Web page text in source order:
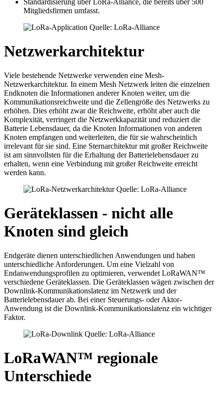
Mitgliedsfirmen umfasst.
Netzwerkarchitektur
Viele bestehende Netzwerke verwenden eine Mesh-
Netzwerkarchitektur. In einem Mesh Netzwerk leiten die einzelnen
Endknoten die Informationen anderer Knoten weiter, um die
Kommunikationsreichweite und die Zellengröße des Netzwerks zu
erhöhen. Dies erhöht zwar die Reichweite, erhöht aber auch die
Komplexität, verringert die Netzwerkkapazität und reduziert die
Batterie Lebensdauer, da die Knoten Informationen von anderen
Knoten empfangen und weiterleiten, die für sie wahrscheinlich
irrelevant für sie sind. Eine Sternarchitektur mit großer Reichweite
ist am sinnvollsten für die Erhaltung der Batterielebensdauer zu
erhalten, wenn eine Verbindung mit großer Reichweite erreicht
werden kann.
Geräteklassen - nicht alle
Knoten sind gleich
Endgeräte dienen unterschiedlichen Anwendungen und haben
unterschiedliche Anforderungen. Um eine Vielzahl von
Endanwendungsprofilen zu optimieren, verwendet LoRaWAN™
verschiedene Geräteklassen. Die Geräteklassen wägen zwischen der
Downlink-Kommunikationslatenz im Netzwerk und der
Batterielebensdauer ab. Bei einer Steuerungs- oder Aktor-
Anwendung ist die Downlink-Kommunikationslatenz ein wichtiger
Faktor.
LoRaWAN™ regionale
Unterschiede